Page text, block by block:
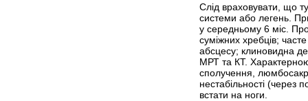
Слід враховувати, що
системи або легень.
у середньому 6 міс.
суміжних хребців;
абсцесу; клиновидна
МРТ та КТ. Характерною
сполучення,
нестабільності (через
встати на ноги.